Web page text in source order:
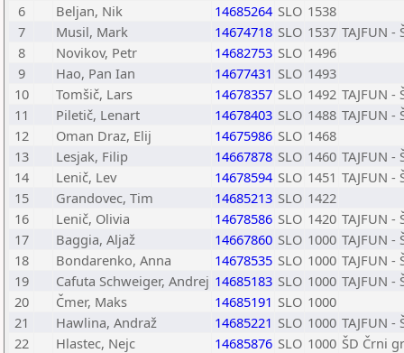
6
Beljan, Nik 14685264 SLO 1538
7
Musil, Mark 14674718 SLO 1537 TAJFUN -
8
Novikov, Petr 14682753 SLO 1496
9
Hao, Pan Ian 14677431 SLO 1493
10
Tomšič, Lars 14678357 SLO 1492 TAJFUN -
11
Piletič, Lenart 14678403 SLO 1488 TAJFUN -
12
Oman Draz, Elij 14675986 SLO 1468
13
Lesjak, Filip 14667878 SLO 1460 TAJFUN -
14
Lenič, Lev 14678594 SLO 1451 TAJFUN -
15
Grandovec, Tim 14685213 SLO 1422
16
Lenič, Olivia 14678586 SLO 1420 TAJFUN -
17
Baggia, Aljaž 14667860 SLO 1000 TAJFUN -
18
Bondarenko, Anna 14678535 SLO 1000 TAJFUN -
19
Cafuta Schweiger, Andrej 14685183 SLO 1000 TAJFUN -
20
Čmer, Maks 14685191 SLO 1000
21
Hawlina, Andraž 14685221 SLO 1000 TAJFUN -
22
Hlastec, Nejc 14685876 SLO 1000 ŠD Črni